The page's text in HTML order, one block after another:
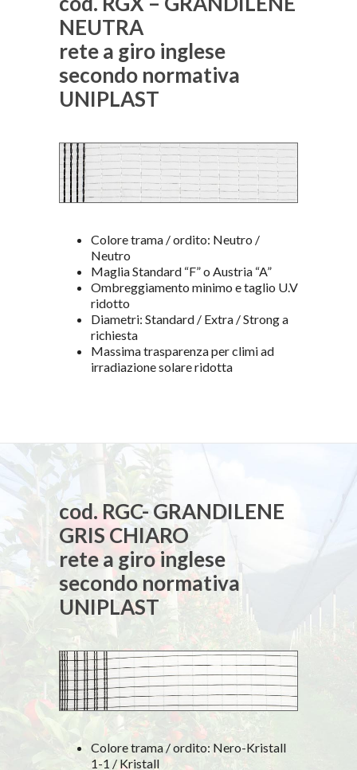
NEUTRA
rete a giro inglese
secondo normativa
UNIPLAST
Colore trama / ordito: Neutro /
Neutro
Maglia Standard “F” o Austria “A”
Ombreggiamento minimo e taglio U.V
ridotto
Diametri: Standard / Extra / Strong a
richiesta
Massima trasparenza per climi ad
irradiazione solare ridotta
cod. RGC- GRANDILENE
GRIS CHIARO
rete a giro inglese
secondo normativa
UNIPLAST
Colore trama / ordito: Nero-Kristall
1-1 / Kristall